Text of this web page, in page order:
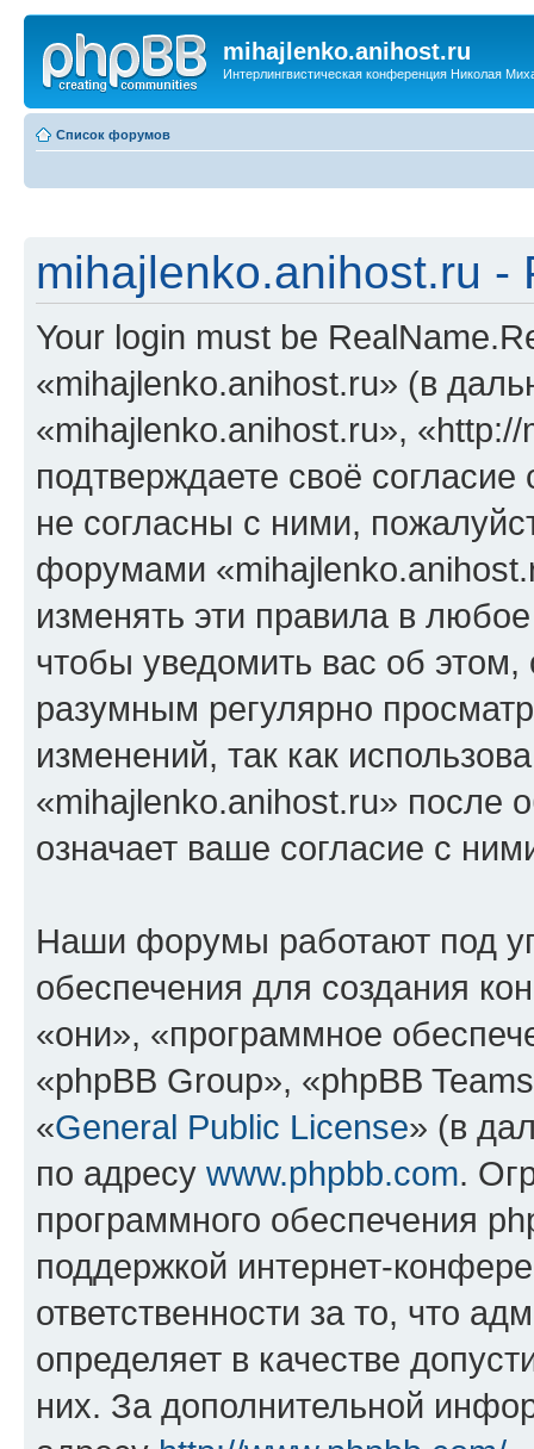
mihajlenko.anihost.ru
Интерлингвистическая конференция Николая
Список форумов
mihajlenko.anihost.ru -
Your login must be
«mihajlenko.anihost.ru» (в
«mihajlenko.anihost.ru»,
подтверждаете своё
не согласны с ними,
форумами
изменять эти правила в
чтобы уведомить вас об
разумным регулярно
изменений, так как
«mihajlenko.anihost.ru» после
означает ваше согласие с
Наши форумы работают под
обеспечения для создания
«они», «программное
«phpBB Group», «phpBB
«General Public License» (в
по адресу www.phpbb.com.
программного обеспечения
поддержкой интернет-
ответственности за то, что
определяет в качестве
них. За дополнительной